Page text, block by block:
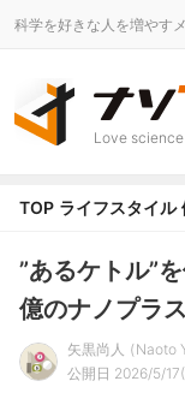
科学を好きな人を増やす
Love
TOP ライフスタイル
”あるケトル”
億のナノプラ
矢黒尚人
Naoto
公開日 2026/5/